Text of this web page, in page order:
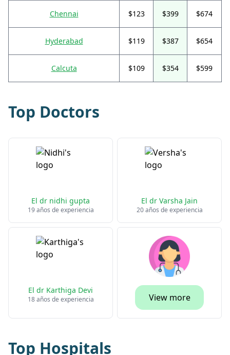
Chennai $123 $399 $674
Hyderabad $119 $387 $654
Calcuta $109 $354 $599
Top Doctors
El dr nidhi gupta
19 años de experiencia
El dr Varsha Jain
20 años de experiencia
El dr Karthiga Devi
18 años de experiencia View more
Top Hospitals